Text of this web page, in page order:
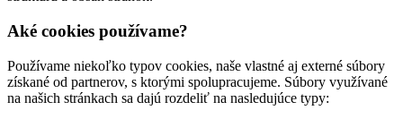
Aké cookies používame?
Používame niekoľko typov cookies, naše vlastné aj externé súbory
získané od partnerov, s ktorými spolupracujeme. Súbory využívané
na našich stránkach sa dajú rozdeliť na nasledujúce typy: